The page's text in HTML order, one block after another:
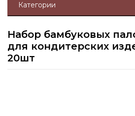
Категории
Набор бамбуковых
для кондитерских
20шт